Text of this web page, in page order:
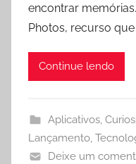
encontrar
Photos, recurso
Continue lendo
Aplicativos,
Lançamento
Deixe um